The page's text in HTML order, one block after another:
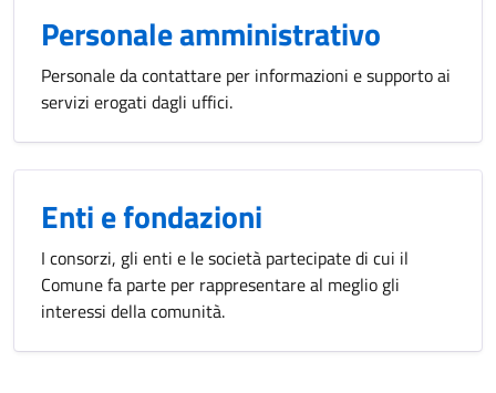
Personale amministrativo
Personale da contattare per informazioni e supporto ai
servizi erogati dagli uffici.
Enti e fondazioni
I consorzi, gli enti e le società partecipate di cui il
Comune fa parte per rappresentare al meglio gli
interessi della comunità.